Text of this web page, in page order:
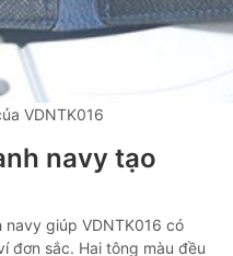
VDNTK016
navy tạo
giúp VDNTK016 có
đơn sắc. Hai tông màu đều